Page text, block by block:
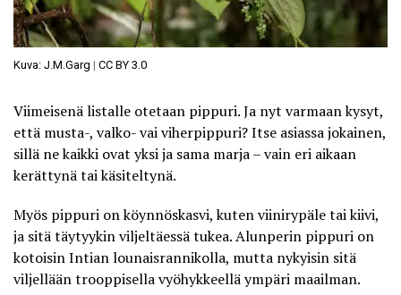
Kuva: J.M.Garg | CC BY 3.0
Viimeisenä listalle otetaan pippuri. Ja nyt varmaan kysyt,
että musta-, valko- vai viherpippuri? Itse asiassa jokainen,
sillä ne kaikki ovat yksi ja sama marja – vain eri aikaan
kerättynä tai käsiteltynä.
Myös pippuri on köynnöskasvi, kuten viinirypäle tai kiivi,
ja sitä täytyykin viljeltäessä tukea. Alunperin pippuri on
kotoisin Intian lounaisrannikolla, mutta nykyisin sitä
viljellään trooppisella vyöhykkeellä ympäri maailman.